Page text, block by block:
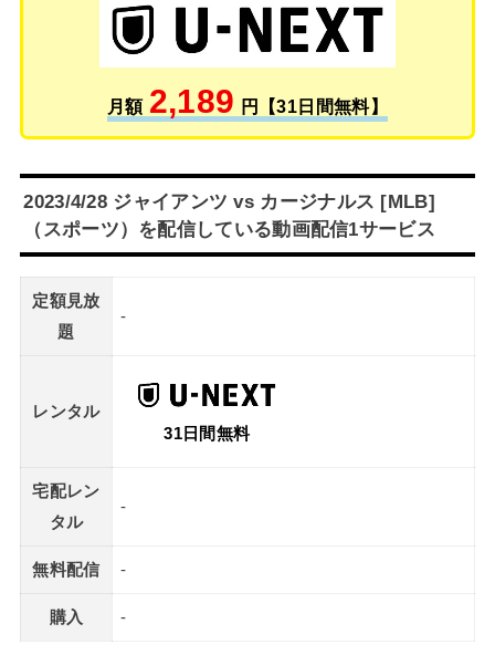
月額 2,189 円【31日間無料】
2023/4/28 ジャイアンツ vs カージナルス [MLB]
（スポーツ）を配信している動画配信1サービス
定額見放
題
-
レンタル
31日間無料
宅配レン
タル
-
無料配信 -
購入 -